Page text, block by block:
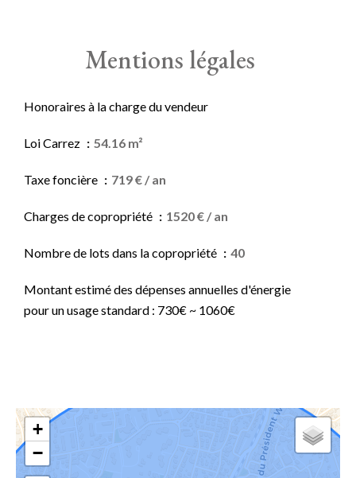
Mentions légales
Honoraires à la charge du vendeur
Loi Carrez 54.16 m²
Taxe foncière 719 € / an
Charges de copropriété 1520 € / an
Nombre de lots dans la copropriété 40
Montant estimé des dépenses annuelles d'énergie
pour un usage standard : 730€ ~ 1060€
+
−